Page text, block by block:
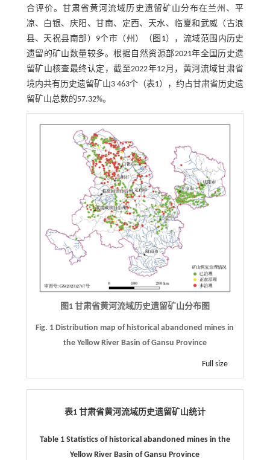
合评价。甘肃省黄河流域历史遗留矿山分布在兰州、平
凉、白银、庆阳、甘南、定西、天水、临夏和武威（古浪
县、天祝县南部）9个市（州）（ 图1），流域范围内历史
遗留的矿山数量较多。根据自然资源部2021年全国历史遗
留矿山核查最终认定，截至2022年12月，黄河流域甘肃省
境内共有历史遗留矿山3 463个（表1），约占甘肃省历史遗
留矿山总数的57.32%。
图1 甘肃省黄河流域历史遗留矿山分布图
Fig. 1 Distribution map of historical abandoned mines in
the Yellow River Basin of Gansu Province
Full size
表1 甘肃省黄河流域历史遗留矿山统计
Table 1 Statistics of historical abandoned mines in the
Yellow River Basin of Gansu Province